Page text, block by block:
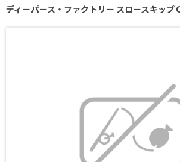
ディーパース・ファクトリー スロースキップ